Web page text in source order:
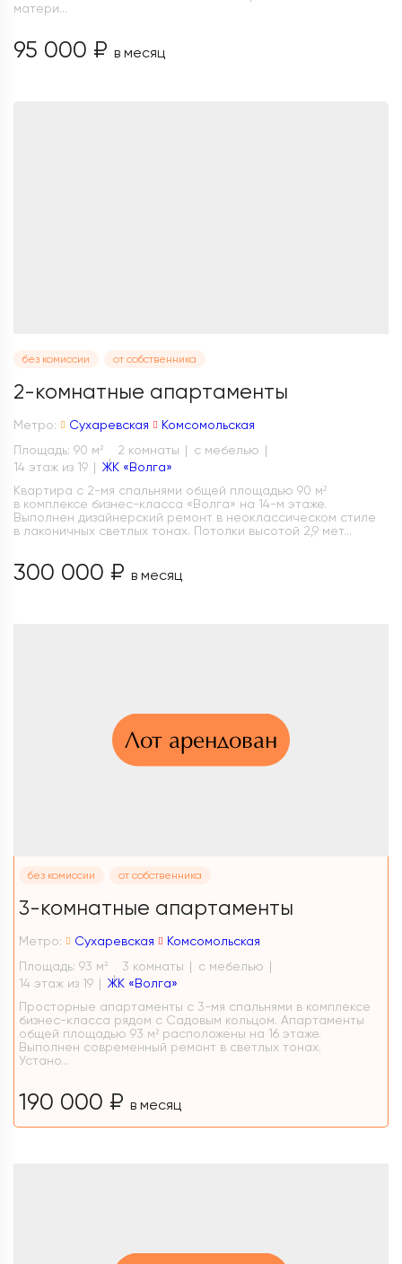
матери...
95 000 ₽ в месяц
без комиссии от собственника
2-комнатные апартаменты
Метро: Сухаревская
Комсомольская
Площадь: 90 м 2 2 комнаты
с мебелью
14 этаж из 19
ЖК «Волга»
Квартира с 2-мя спальнями общей площадью 90 м²
в комплексе бизнес-класса «Волга» на 14-м этаже.
Выполнен дизайнерский ремонт в неоклассическом стиле
в лаконичных светлых тонах. Потолки высотой 2,9 мет...
300 000 ₽ в месяц
Лот арендован
без комиссии от собственника
3-комнатные апартаменты
Метро: Сухаревская
Комсомольская
Площадь: 93 м 2 3 комнаты
с мебелью
14 этаж из 19
ЖК «Волга»
Просторные апартаменты с 3-мя спальнями в комплексе
бизнес-класса рядом с Садовым кольцом. Апартаменты
общей площадью 93 м² расположены на 16 этаже.
Выполнен современный ремонт в светлых тонах.
Устано...
190 000 ₽ в месяц